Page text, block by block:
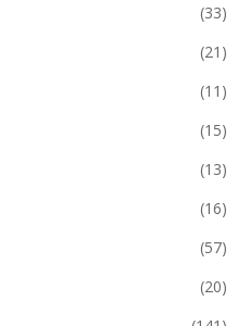
(33)
(21)
(11)
(15)
(13)
(16)
(57)
(20)